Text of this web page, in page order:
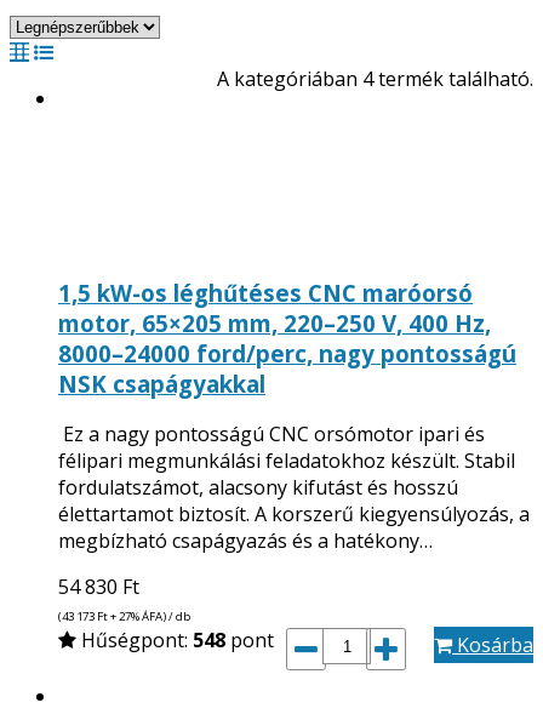
A kategóriában 4 termék található.
1,5 kW-os léghűtéses CNC maróorsó
motor, 65×205 mm, 220–250 V, 400 Hz,
8000–24000 ford/perc, nagy pontosságú
NSK csapágyakkal
Ez a nagy pontosságú CNC orsómotor ipari és
félipari megmunkálási feladatokhoz készült. Stabil
fordulatszámot, alacsony kifutást és hosszú
élettartamot biztosít. A korszerű kiegyensúlyozás, a
megbízható csapágyazás és a hatékony…
54 830 Ft
(43 173 Ft+ 27% ÁFA) / db
Hűségpont: 548 pont Kosárba